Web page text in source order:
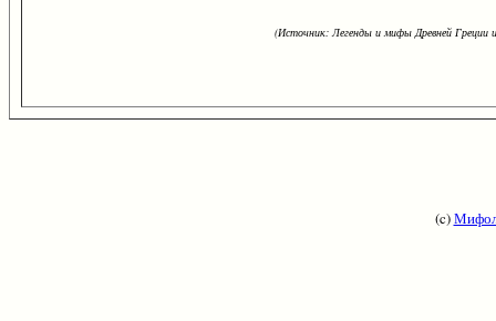
(Источник: Легенды и мифы Древней
(c)